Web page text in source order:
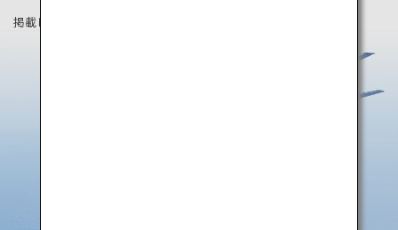
掲載している情報は2019年8月時点の情報です。